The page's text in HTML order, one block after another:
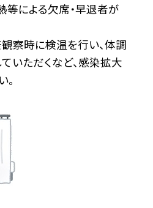
等による欠席・早退者が
察時に検温を行い、体調
いただくなど、感染拡大